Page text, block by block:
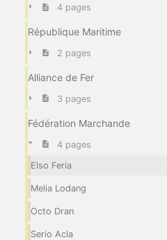
4 pages
République Maritime
2 pages
Alliance de Fer
3 pages
Fédération Marchande
4 pages
Elso Feria
Melia Lodang
Octo Dran
Serio Acla